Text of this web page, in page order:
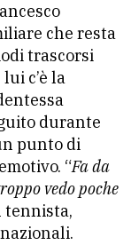
che resta
trascorsi
c’è la
durante
punto di
“Fa da
vedo poche
tennista,